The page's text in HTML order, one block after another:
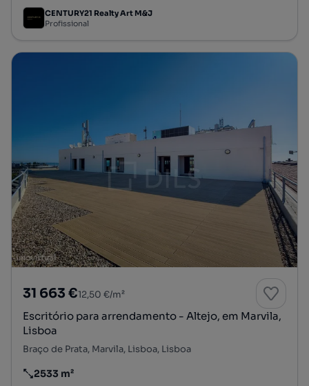
CENTURY21 Realty Art M&J
Profissional
31 663 €12,50 €/m²
Escritório para arrendamento - Altejo, em Marvila,
Lisboa
Braço de Prata, Marvila, Lisboa, Lisboa
Preço por metro quadrado
2533 m²